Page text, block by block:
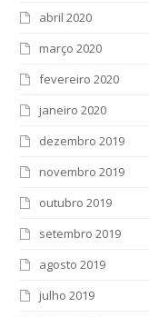
abril 2020
março 2020
fevereiro 2020
janeiro 2020
dezembro 2019
novembro 2019
outubro 2019
setembro 2019
agosto 2019
julho 2019